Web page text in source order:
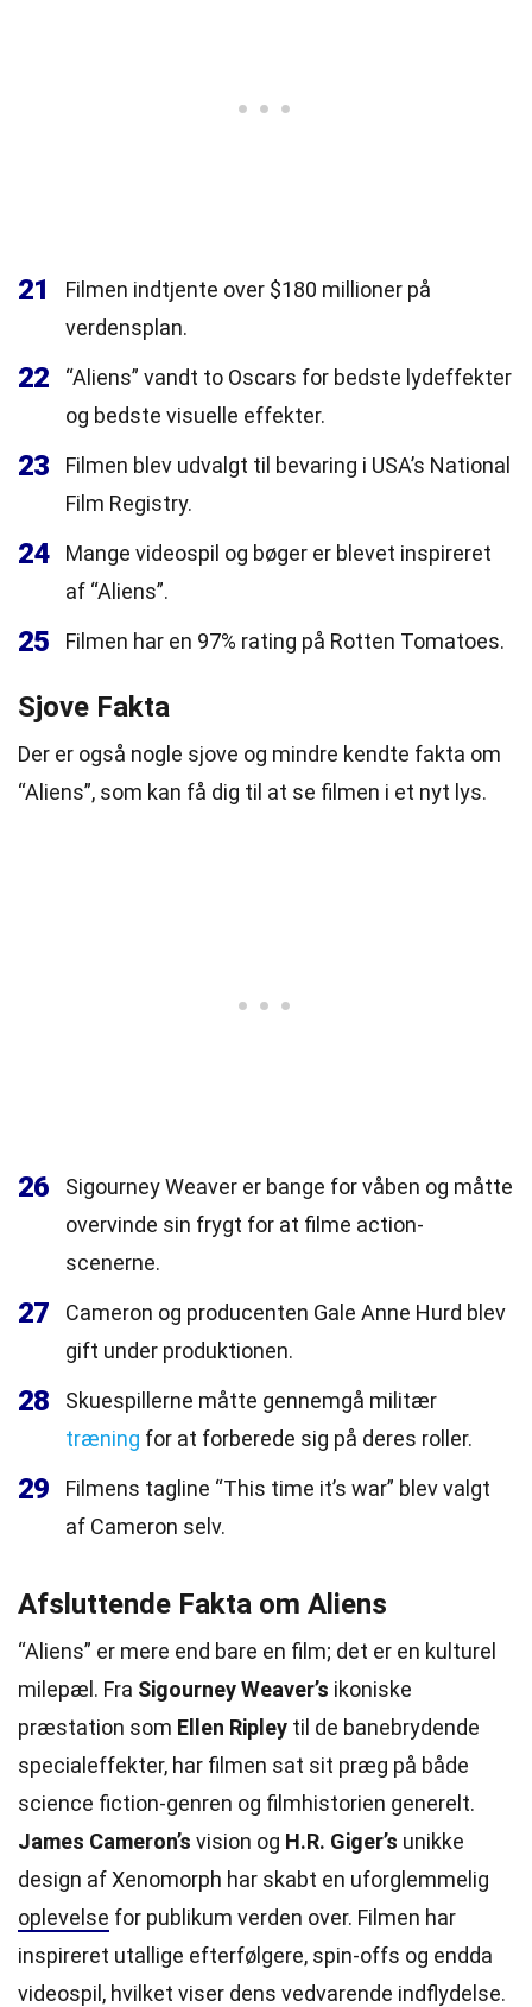
21
Filmen indtjente over $180 millioner på
verdensplan.
22
“Aliens” vandt to Oscars for bedste lydeffekter
og bedste visuelle effekter.
23
Filmen blev udvalgt til bevaring i USA’s National
Film Registry.
24
Mange videospil og bøger er blevet inspireret
af “Aliens”.
25 Filmen har en 97% rating på Rotten Tomatoes.
Sjove Fakta
Der er også nogle sjove og mindre kendte fakta om
“Aliens”, som kan få dig til at se filmen i et nyt lys.
26
Sigourney Weaver er bange for våben og måtte
overvinde sin frygt for at filme action-
scenerne.
27
Cameron og producenten Gale Anne Hurd blev
gift under produktionen.
28
Skuespillerne måtte gennemgå militær
træning for at forberede sig på deres roller.
29
Filmens tagline “This time it’s war” blev valgt
af Cameron selv.
Afsluttende Fakta om Aliens
“Aliens” er mere end bare en film; det er en kulturel
milepæl. Fra Sigourney Weaver’s ikoniske
præstation som Ellen Ripley til de banebrydende
specialeffekter, har filmen sat sit præg på både
science fiction-genren og filmhistorien generelt.
James Cameron’s vision og H.R. Giger’s unikke
design af Xenomorph har skabt en uforglemmelig
oplevelse for publikum verden over. Filmen har
inspireret utallige efterfølgere, spin-offs og endda
videospil, hvilket viser dens vedvarende indflydelse.